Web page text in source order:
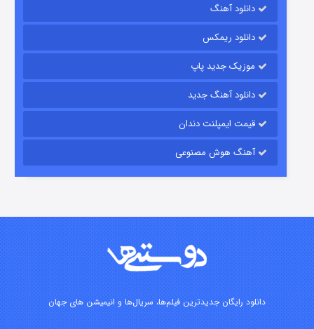
قسمت
قسمت۱۵ (دوبله) منتشر شد
دانلود آهنگ
دانلود ریمکس
موزیک جدید پاپ
دانلود آهنگ جدید
قیمت ایمپلنت دندان
آهنگ هوش مصنوعی
دانلود رایگان جدیدترین فیلم‌ها، سریال‌ها و انیمیشن های جهان